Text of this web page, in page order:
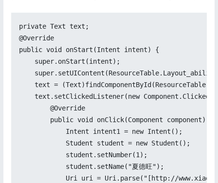
private Text text;
@Override
public void onStart(Intent intent) {
    super.onStart(intent);
text =
text.setClickedListener(new
        @Override
        public void onClick(Component component) {
            Intent intent1 = new Intent();
            Student student = new Student();
            student.setNumber(1);
            student.setName("夏德旺");
Uri uri = Uri.parse("[http://